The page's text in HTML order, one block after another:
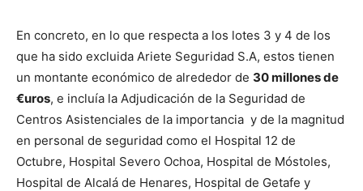
En concreto, en lo que respecta a los lotes 3 y 4 de los
que ha sido excluida Ariete Seguridad S.A, estos tienen
un montante económico de alrededor de 30 millones de
€uros, e incluía la Adjudicación de la Seguridad de
Centros Asistenciales de la importancia y de la magnitud
en personal de seguridad como el Hospital 12 de
Octubre, Hospital Severo Ochoa, Hospital de Móstoles,
Hospital de Alcalá de Henares, Hospital de Getafe y